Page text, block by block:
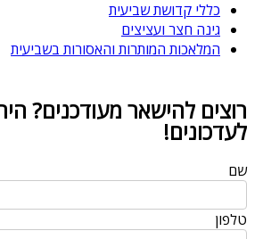
כללי קדושת שביעית
גינה חצר ועציצים
המלאכות המותרות והאסורות בשביעית
רוצים להישאר מעודכנים?
לעדכונים!
שם
טלפון